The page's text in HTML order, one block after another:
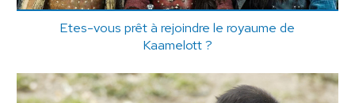
Etes-vous prêt à rejoindre le royaume de
Kaamelott ?